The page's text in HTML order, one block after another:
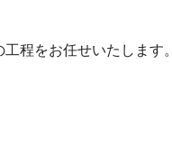
程をお任せいたします。